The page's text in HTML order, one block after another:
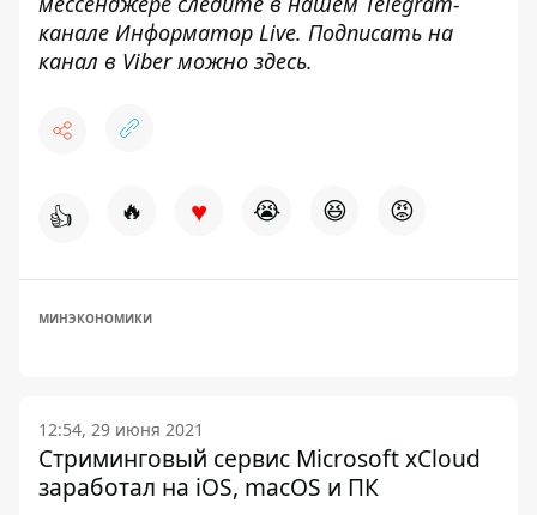
канале Информатор Live. Подписать на
канал в Viber можно здесь.
👍 🔥 ♥ 😭 😆 😡
МИНЭКОНОМИКИ
12:54, 29 июня 2021
Стриминговый сервис Microsoft xCloud
заработал на iOS, macOS и ПК